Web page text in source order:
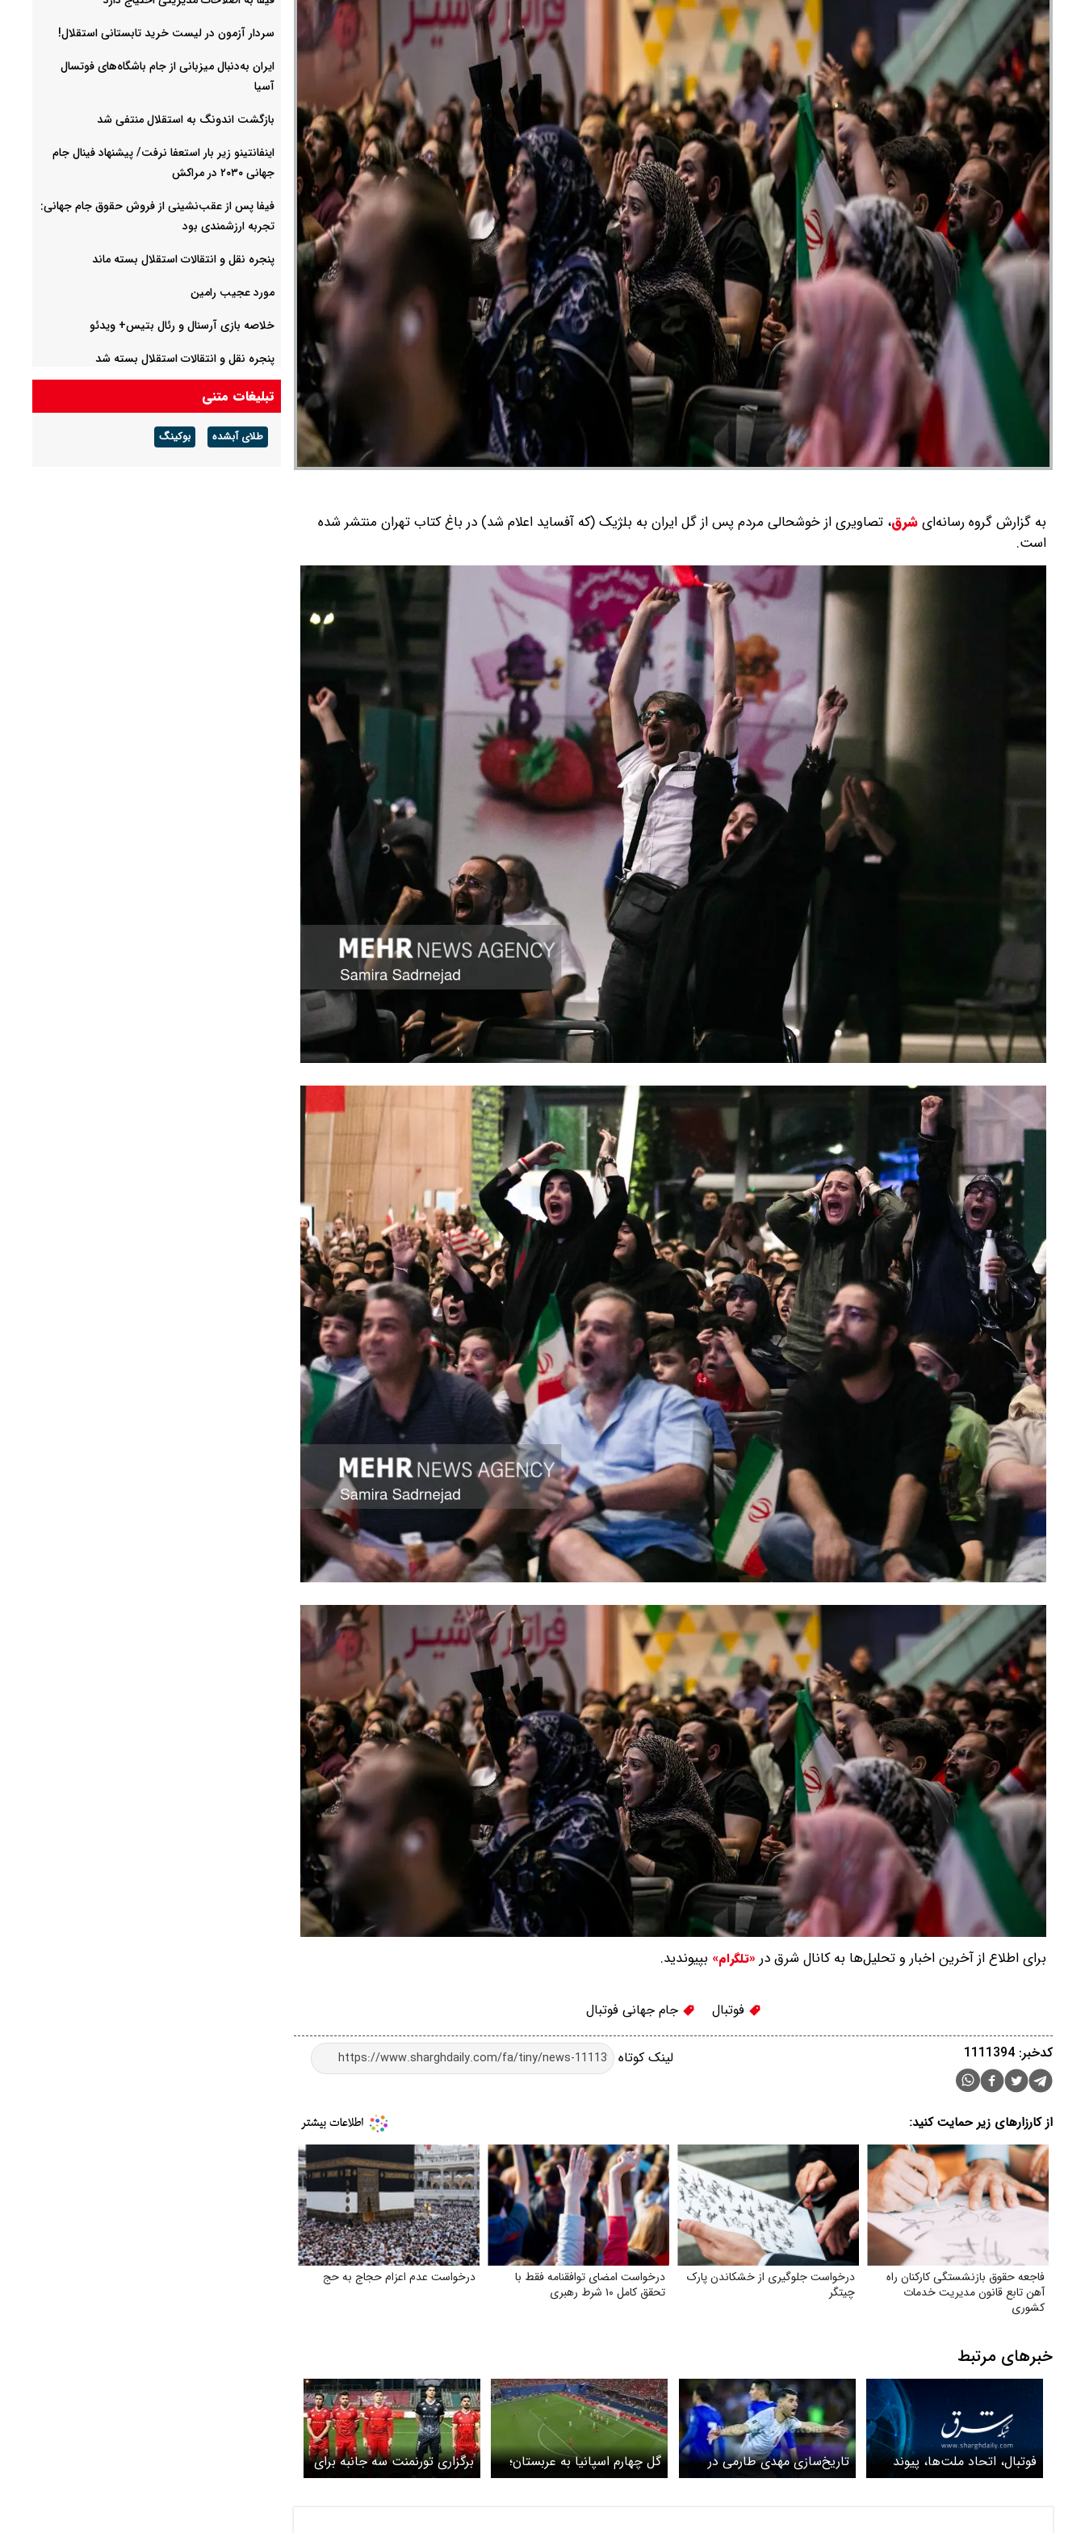
به گزارش گروه رسانه‌ایشرق، تصاویری از خوشحالی مردم پس از گل ایران به بلژیک (که آفساید اعلام شد) در باغ کتاب تهران منتشر شده
است.
برای اطلاع از آخرین اخبار و تحلیل‌ها به کانال شرق در «تلگرام» بپیوندید.
فوتبال جام جهانی فوتبال
لینک کوتاه کدخبر: 1111394
از کارزارهای زیر حمایت کنید:
فاجعه حقوق بازنشستگی کارکنان راه
آهن تابع قانون مدیریت خدمات
کشوری
درخواست جلوگیری از خشکاندن پارک
چیتگر
درخواست امضای توافقنامه فقط با
تحقق کامل ۱۰ شرط رهبری
درخواست عدم اعزام حجاج به حج
خبرهای مرتبط
فوتبال، اتحاد ملت‌ها، پیوند
فرهنگی و رونق اقتصادی
تاریخ‌سازی مهدی طارمی در
جام‌جهانی فوتبال
گل چهارم اسپانیا به عربستان؛
گل به خودی+ ویدئو
برگزاری تورنمنت سه جانبه برای
معرفی سهمیه سوم ایران در
سردار آزمون در لیست خرید تابستانی استقلال!
ایران به‌دنبال میزبانی از جام باشگاه‌های فوتسال
آسیا
بازگشت اندونگ به استقلال منتفی شد
اینفانتینو زیر بار استعفا نرفت/ پیشنهاد فینال جام
جهانی ۲۰۳۰ در مراکش
فیفا پس از عقب‌نشینی از فروش حقوق جام جهانی:
تجربه ارزشمندی بود
پنجره نقل و انتقالات استقلال بسته ماند
مورد عجیب رامین
خلاصه بازی آرسنال و رئال بتیس+ ویدئو
پنجره نقل و انتقالات استقلال بسته شد
تبلیغات متنی
طلای آبشده بوکینگ